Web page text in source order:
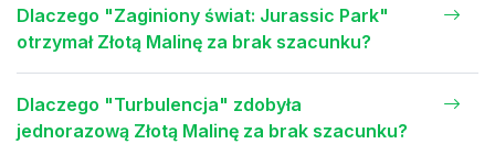
Dlaczego "Zaginiony świat: Jurassic Park"
otrzymał Złotą Malinę za brak szacunku?
Dlaczego "Turbulencja" zdobyła
jednorazową Złotą Malinę za brak szacunku?